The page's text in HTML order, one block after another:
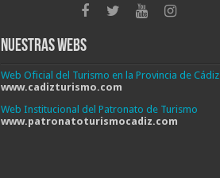
Nuestras Webs
Web Oficial del Turismo en la Provincia de Cádiz
www.cadizturismo.com
Web Institucional del Patronato de Turismo
www.patronatoturismocadiz.com